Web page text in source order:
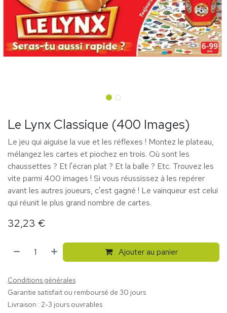
Le Lynx Classique (400 Images)
Le jeu qui aiguise la vue et les réflexes ! Montez le plateau,
mélangez les cartes et piochez en trois. Où sont les
chaussettes ? Et l'écran plat ? Et la balle ? Etc. Trouvez les
vite parmi 400 images ! Si vous réussissez à les repérer
avant les autres joueurs, c'est gagné ! Le vainqueur est celui
qui réunit le plus grand nombre de cartes.
32,23 €
Ajouter au panier
Conditions générales
Garantie satisfait ou remboursé de 30 jours
Livraison : 2-3 jours ouvrables